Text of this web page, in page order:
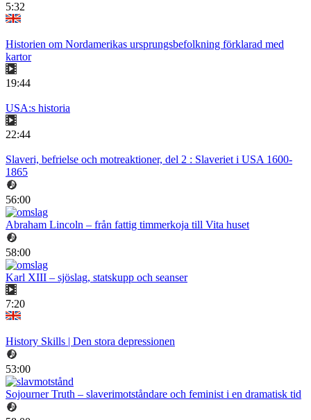
5:32
Historien om Nordamerikas ursprungsbefolkning förklarad med
kartor
19:44
USA:s historia
22:44
Slaveri, befrielse och motreaktioner, del 2 : Slaveriet i USA 1600-
1865
56:00
Abraham Lincoln – från fattig timmerkoja till Vita huset
58:00
Karl XIII – sjöslag, statskupp och seanser
7:20
History Skills | Den stora depressionen
53:00
Sojourner Truth – slaverimotståndare och feminist i en dramatisk tid